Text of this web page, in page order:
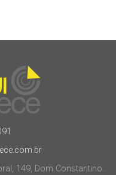
149, Dom Constantino.